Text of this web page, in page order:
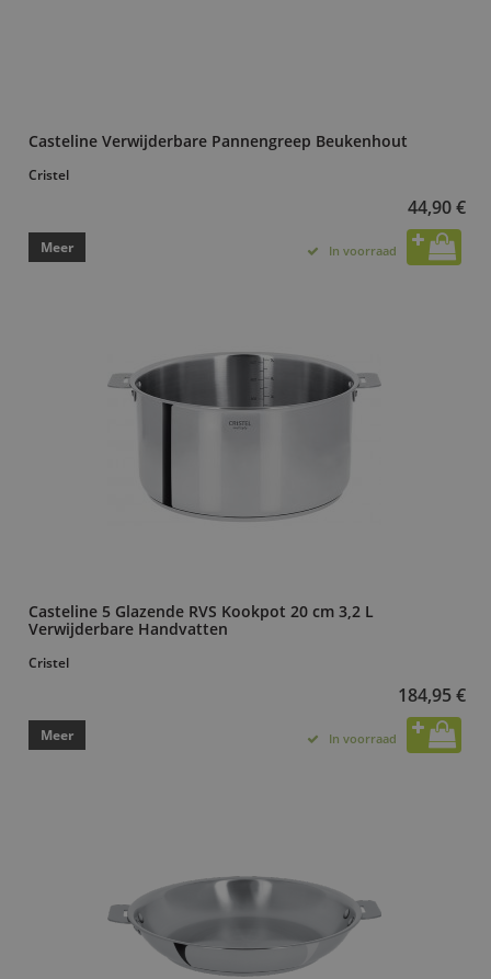
Casteline Verwijderbare Pannengreep Beukenhout
Cristel
44,90 €
Meer In voorraad
Casteline 5 Glazende RVS Kookpot 20 cm 3,2 L
Verwijderbare Handvatten
Cristel
184,95 €
Meer In voorraad